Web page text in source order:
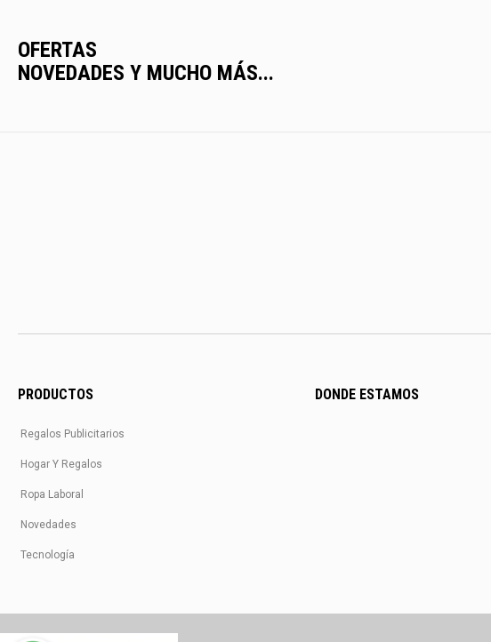
OFERTAS
NOVEDADES Y MUCHO MÁS...
PRODUCTOS
Regalos Publicitarios
Hogar Y Regalos
Ropa Laboral
Novedades
Tecnología
DONDE ESTAMOS